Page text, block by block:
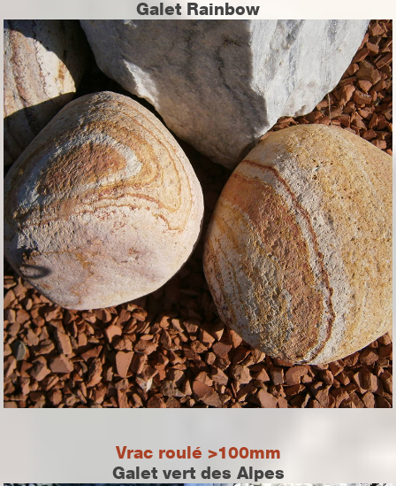
Galet Rainbow
Vrac roulé >100mm
Galet vert des Alpes